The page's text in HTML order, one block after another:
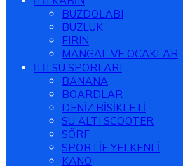
BUZDOLABI
BUZLUK
FIRIN
MANGAL VE OCAKLAR
  SU SPORLARI
BANANA
BOARDLAR
DENİZ BİSİKLETİ
SU ALTI SCOOTER
SÖRF
SPORTİF YELKENLİ
KANO